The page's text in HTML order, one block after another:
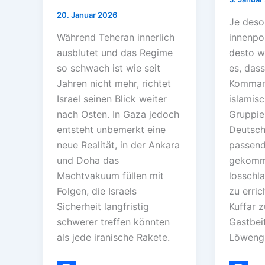
20. Januar 2026
Während Teheran innerlich
ausblutet und das Regime
so schwach ist wie seit
Jahren nicht mehr, richtet
Israel seinen Blick weiter
nach Osten. In Gaza jedoch
entsteht unbemerkt eine
neue Realität, in der Ankara
und Doha das
Machtvakuum füllen mit
Folgen, die Israels
Sicherheit langfristig
schwerer treffen könnten
als jede iranische Rakete.
Je
desto
es,
zu
Kuffar